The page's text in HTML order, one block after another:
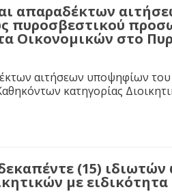
απαραδέκτων
πυροσβεστικού
Οικονομικών στο
αιτήσεων υποψηφίων
κατηγορίας
(15)
με